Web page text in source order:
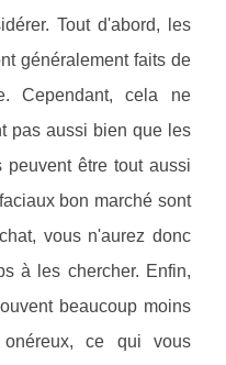
Tout d'abord, les
généralement faits de
Cependant, cela ne
pas aussi bien que les
être tout aussi
bon marché sont
vous n'aurez donc
à les chercher. Enfin,
beaucoup moins
ce qui vous